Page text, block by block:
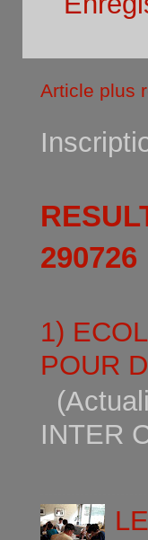
Article plus
290726
1)
POUR
INTER